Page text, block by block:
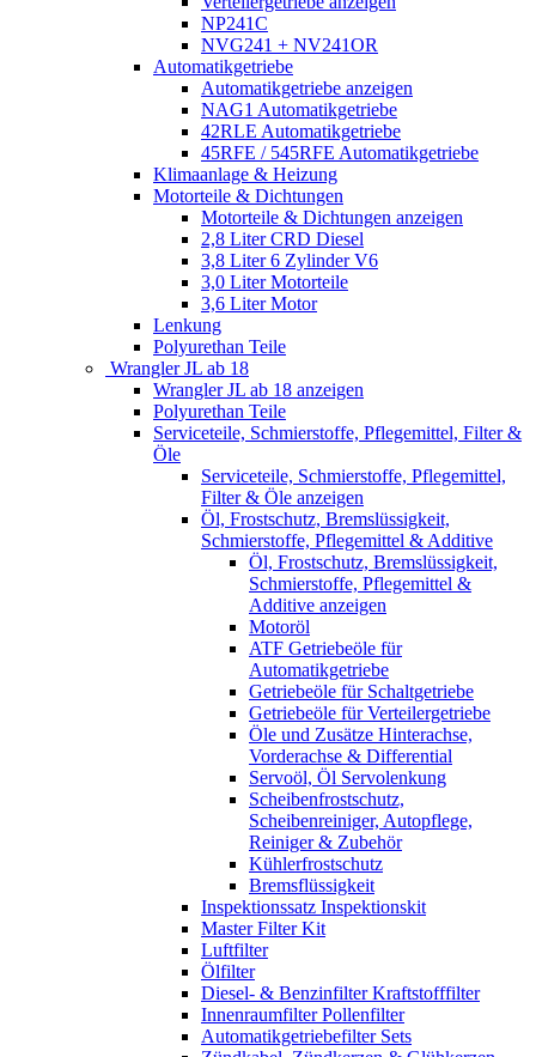
NP241C
NVG241 + NV241OR
Automatikgetriebe
Automatikgetriebe anzeigen
NAG1 Automatikgetriebe
42RLE Automatikgetriebe
45RFE / 545RFE Automatikgetriebe
Klimaanlage & Heizung
Motorteile & Dichtungen
Motorteile & Dichtungen anzeigen
2,8 Liter CRD Diesel
3,8 Liter 6 Zylinder V6
3,0 Liter Motorteile
3,6 Liter Motor
Lenkung
Polyurethan Teile
Wrangler JL ab 18
Wrangler JL ab 18 anzeigen
Polyurethan Teile
Serviceteile, Schmierstoffe, Pflegemittel, Filter &
Öle
Serviceteile, Schmierstoffe, Pflegemittel,
Filter & Öle anzeigen
Öl, Frostschutz, Bremslüssigkeit,
Schmierstoffe, Pflegemittel & Additive
Öl, Frostschutz, Bremslüssigkeit,
Schmierstoffe, Pflegemittel &
Additive anzeigen
Motoröl
ATF Getriebeöle für
Automatikgetriebe
Getriebeöle für Schaltgetriebe
Getriebeöle für Verteilergetriebe
Öle und Zusätze Hinterachse,
Vorderachse & Differential
Servoöl, Öl Servolenkung
Scheibenfrostschutz,
Scheibenreiniger, Autopflege,
Reiniger & Zubehör
Kühlerfrostschutz
Bremsflüssigkeit
Inspektionssatz Inspektionskit
Master Filter Kit
Luftfilter
Ölfilter
Diesel- & Benzinfilter Kraftstofffilter
Innenraumfilter Pollenfilter
Automatikgetriebefilter Sets